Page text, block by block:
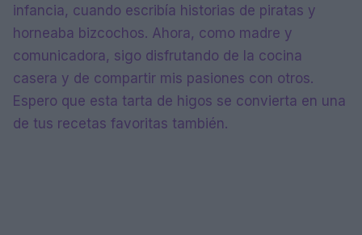
infancia, cuando escribía historias de piratas y
horneaba bizcochos. Ahora, como madre y
comunicadora, sigo disfrutando de la cocina
casera y de compartir mis pasiones con otros.
Espero que esta tarta de higos se convierta en una
de tus recetas favoritas también.